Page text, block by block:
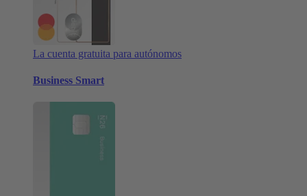
La cuenta gratuita para autónomos
Business Smart